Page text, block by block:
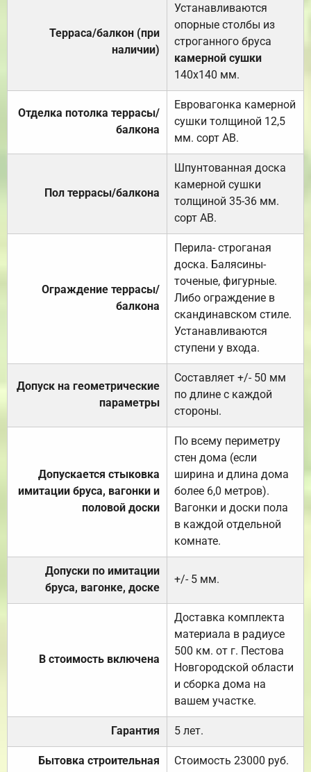
Терраса/балкон (при
наличии)
Устанавливаются
опорные столбы из
строганного бруса
камерной сушки
140х140 мм.
Отделка потолка террасы/
балкона
Евровагонка камерной
сушки толщиной 12,5
мм. сорт АВ.
Пол террасы/балкона
Шпунтованная доска
камерной сушки
толщиной 35-36 мм.
сорт АВ.
Ограждение террасы/
балкона
Перила- строганая
доска. Балясины-
точеные, фигурные.
Либо ограждение в
скандинавском стиле.
Устанавливаются
ступени у входа.
Допуск на геометрические
параметры
Составляет +/- 50 мм
по длине с каждой
стороны.
Допускается стыковка
имитации бруса, вагонки и
половой доски
По всему периметру
стен дома (если
ширина и длина дома
более 6,0 метров).
Вагонки и доски пола
в каждой отдельной
комнате.
Допуски по имитации
бруса, вагонке, доске
+/- 5 мм.
В стоимость включена
Доставка комплекта
материала в радиусе
500 км. от г. Пестова
Новгородской области
и сборка дома на
вашем участке.
Гарантия 5 лет.
Бытовка строительная
Стоимость 23000 руб.